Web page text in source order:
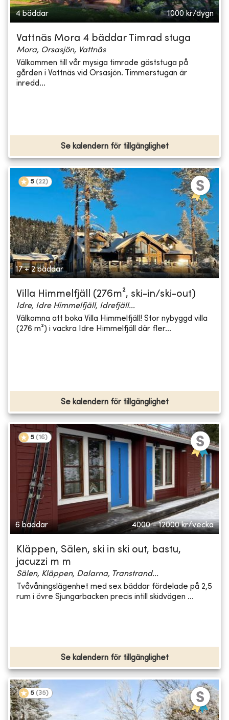
4 bäddar 1000 kr/dygn
Vattnäs Mora 4 bäddar Timrad stuga
Mora, Orsasjön, Vattnäs
Välkommen till vår mysiga timrade gäststuga på
gården i Vattnäs vid Orsasjön. Timmerstugan är
inredd...
Se kalendern för tillgänglighet
5 (22)
17 + 2 bäddar
Villa Himmelfjäll (276m², ski-in/ski-out)
Idre, Idre Himmelfjäll, Idrefjäll...
Välkomna att boka Villa Himmelfjäll! Stor nybyggd villa
(276 m²) i vackra Idre Himmelfjäll där fler...
Se kalendern för tillgänglighet
5 (16)
6 bäddar 4000 - 12000 kr/vecka
Kläppen, Sälen, ski in ski out, bastu,
jacuzzi m m
Sälen, Kläppen, Dalarna, Transtrand...
Tvåvåningslägenhet med sex bäddar fördelade på 2,5
rum i övre Sjungarbacken precis intill skidvägen ...
Se kalendern för tillgänglighet
5 (35)